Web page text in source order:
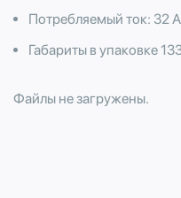
Потребляемый ток: 32 А
Габариты в упаковке
Файлы не загружены.